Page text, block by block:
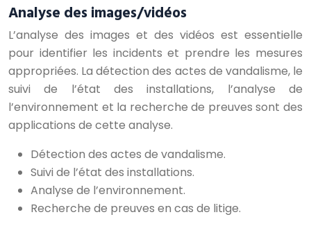
Analyse des images/vidéos
L’analyse des images et des vidéos est essentielle
pour identifier les incidents et prendre les mesures
appropriées. La détection des actes de vandalisme, le
suivi de l’état des installations, l’analyse de
l’environnement et la recherche de preuves sont des
applications de cette analyse.
Détection des actes de vandalisme.
Suivi de l’état des installations.
Analyse de l’environnement.
Recherche de preuves en cas de litige.